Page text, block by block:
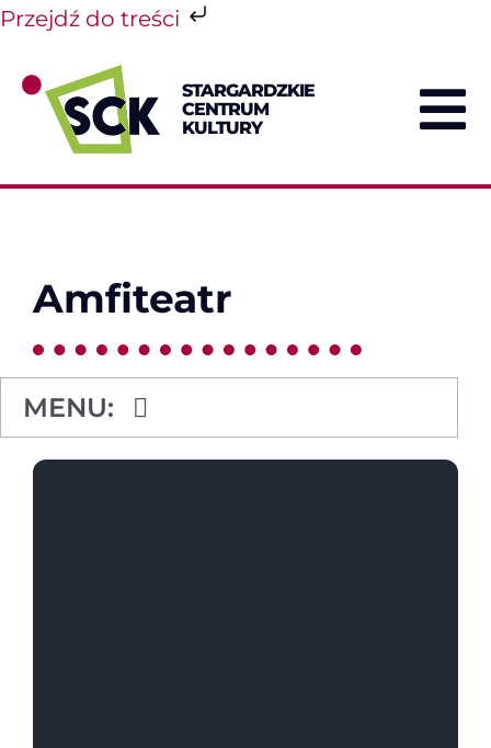
Przejdź do treści
do
zawartości
STARGARDZKIE
CENTRUM
KULTURY
Amfiteatr
MENU:
Amfiteatr